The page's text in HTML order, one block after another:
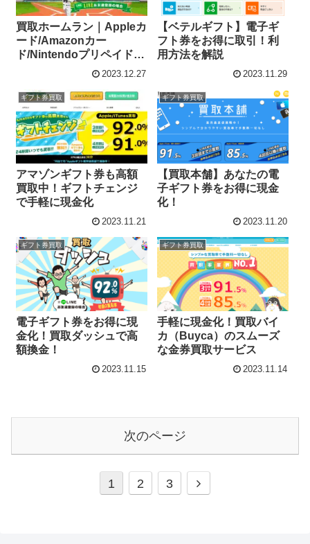
買取ホームラン｜Appleカ
ード/Amazonカー
ド/Nintendoプリペイドカ
ードを高額買取！2023.12.27
【ベテルギフト】電子ギ
フト券をお得に取引！利
用方法を解説
2023.11.29
ギフト券買取
アマゾンギフト券も高額
買取中！ギフトチェンジ
で手軽に現金化
2023.11.21
ギフト券買取
【買取本舗】あなたの電
子ギフト券をお得に現金
化！
2023.11.20
ギフト券買取
電子ギフト券をお得に現
金化！買取ダッシュで高
額換金！
2023.11.15
ギフト券買取
手軽に現金化！買取バイ
カ（Buyca）のスムーズ
な金券買取サービス
2023.11.14
次のページ
1 2 3
次